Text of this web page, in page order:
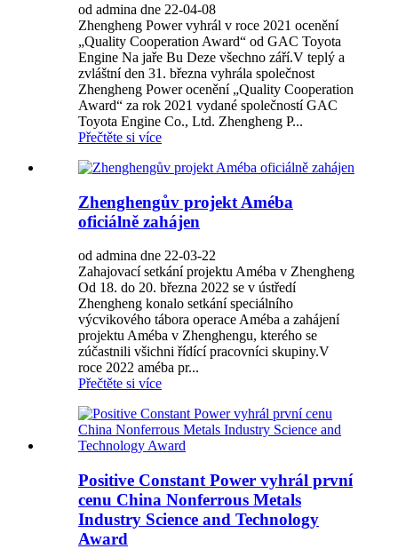
od admina dne 22-04-08
Zhengheng Power vyhrál v roce 2021 ocenění
„Quality Cooperation Award“ od GAC Toyota
Engine Na jaře Bu Deze všechno září.V teplý a
zvláštní den 31. března vyhrála společnost
Zhengheng Power ocenění „Quality Cooperation
Award“ za rok 2021 vydané společností GAC
Toyota Engine Co., Ltd. Zhengheng P...
Přečtěte si více
Zhenghengův projekt Améba
oficiálně zahájen
od admina dne 22-03-22
Zahajovací setkání projektu Améba v Zhengheng
Od 18. do 20. března 2022 se v ústředí
Zhengheng konalo setkání speciálního
výcvikového tábora operace Améba a zahájení
projektu Améba v Zhenghengu, kterého se
zúčastnili všichni řídící pracovníci skupiny.V
roce 2022 améba pr...
Přečtěte si více
Positive Constant Power vyhrál první
cenu China Nonferrous Metals
Industry Science and Technology
Award